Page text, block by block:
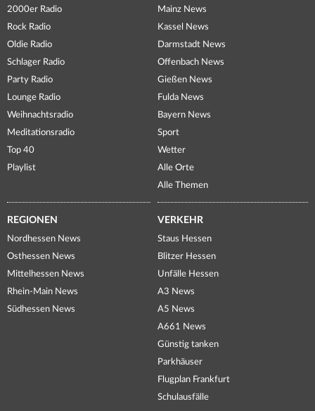
2000er Radio
Rock Radio
Oldie Radio
Schlager Radio
Party Radio
Lounge Radio
Weihnachtsradio
Meditationsradio
Top 40
Playlist
Mainz News
Kassel News
Darmstadt News
Offenbach News
Gießen News
Fulda News
Bayern News
Sport
Wetter
Alle Orte
Alle Themen
REGIONEN
Nordhessen News
Osthessen News
Mittelhessen News
Rhein-Main News
Südhessen News
VERKEHR
Staus Hessen
Blitzer Hessen
Unfälle Hessen
A3 News
A5 News
A661 News
Günstig tanken
Parkhäuser
Flugplan Frankfurt
Schulausfälle